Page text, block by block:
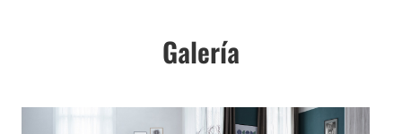
Galería